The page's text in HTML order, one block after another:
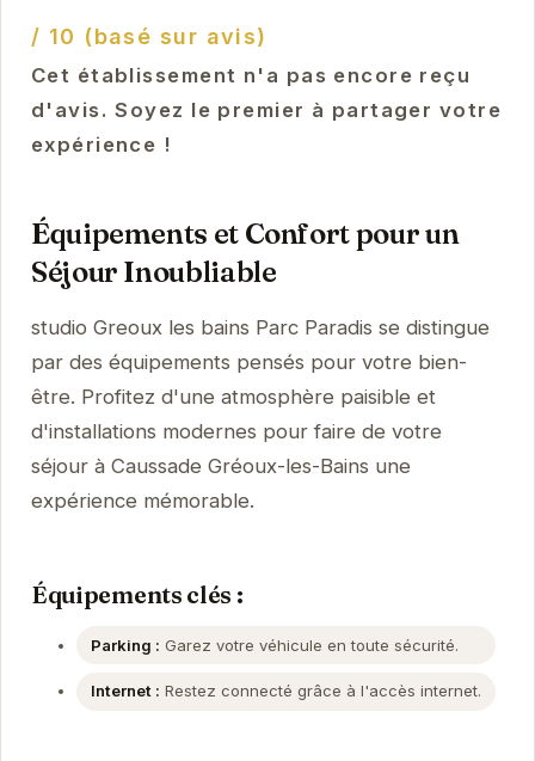
/ 10 (basé sur avis)
Cet établissement n'a pas encore reçu
d'avis. Soyez le premier à partager votre
expérience !
Équipements et Confort pour un
Séjour Inoubliable
studio Greoux les bains Parc Paradis se distingue
par des équipements pensés pour votre bien-
être. Profitez d'une atmosphère paisible et
d'installations modernes pour faire de votre
séjour à Caussade Gréoux-les-Bains une
expérience mémorable.
Équipements clés :
Parking : Garez votre véhicule en toute sécurité.
Internet : Restez connecté grâce à l'accès internet.